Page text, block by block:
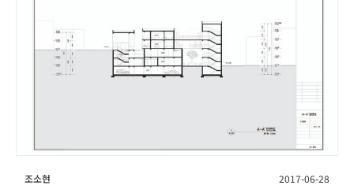
조소현
2017-06-28